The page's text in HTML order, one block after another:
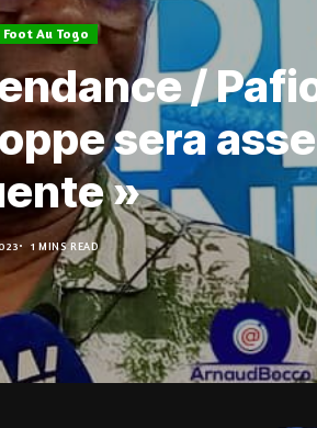
Foot Au Togo
/
sera
»
1 MINS READ